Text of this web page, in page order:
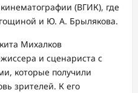
(ВГИК), где
и Ю. А. Брылякова.
Михалков
и сценариста с
которые получили
зрителей. К его